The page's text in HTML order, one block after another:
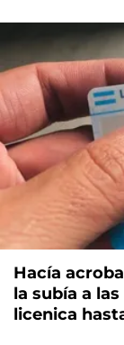
Hacía
la subía a
licenica